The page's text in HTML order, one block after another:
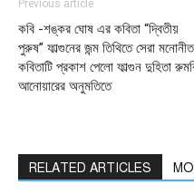
Previous article
কবি -শঙ্কর ঘোষ এর কবিতা “দ্বিতীয়
পুরুষ” ফাল্গুনের জন্ম তিথিতে সেরা মনোনীত
কবিতাটি প্রকাশ পেলো ফাল্গুন দুহিতা
আনোয়ারের অনুমতিতে
RELATED ARTICLES